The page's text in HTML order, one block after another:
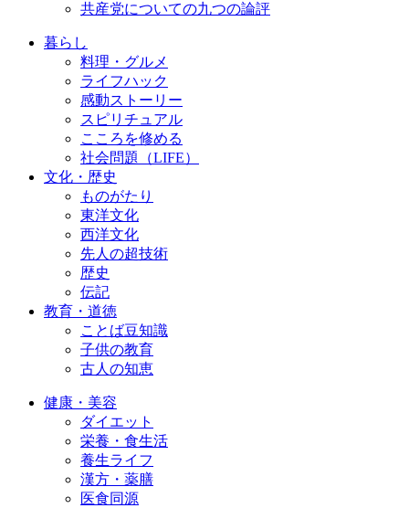
共産党についての九つの論評
暮らし
料理・グルメ
ライフハック
感動ストーリー
スピリチュアル
こころを修める
社会問題（LIFE）
文化・歴史
ものがたり
東洋文化
西洋文化
先人の超技術
歴史
伝記
教育・道徳
ことば豆知識
子供の教育
古人の知恵
健康・美容
ダイエット
栄養・食生活
養生ライフ
漢方・薬膳
医食同源